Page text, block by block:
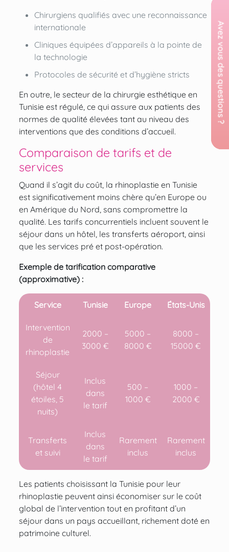
Chirurgiens qualifiés avec une reconnaissance
internationale
Cliniques équipées d’appareils à la pointe de
la technologie
Protocoles de sécurité et d’hygiène stricts
En outre, le secteur de la chirurgie esthétique en
Tunisie est régulé, ce qui assure aux patients des
normes de qualité élevées tant au niveau des
interventions que des conditions d’accueil.
Comparaison de tarifs et de
services
Quand il s’agit du coût, la rhinoplastie en Tunisie
est significativement moins chère qu’en Europe ou
en Amérique du Nord, sans compromettre la
qualité. Les tarifs concurrentiels incluent souvent le
séjour dans un hôtel, les transferts aéroport, ainsi
que les services pré et post-opération.
Exemple de tarification comparative
(approximative) :
Service Tunisie Europe États-Unis
Intervention
de
rhinoplastie
2000 –
3000 €
5000 –
8000 €
8000 –
15000 €
Séjour
(hôtel 4
étoiles, 5
nuits)
Inclus
dans
le tarif
500 –
1000 €
1000 –
2000 €
Transferts
et suivi
Inclus
dans
le tarif
Rarement
inclus
Rarement
inclus
Les patients choisissant la Tunisie pour leur
rhinoplastie peuvent ainsi économiser sur le coût
global de l’intervention tout en profitant d’un
séjour dans un pays accueillant, richement doté en
patrimoine culturel.